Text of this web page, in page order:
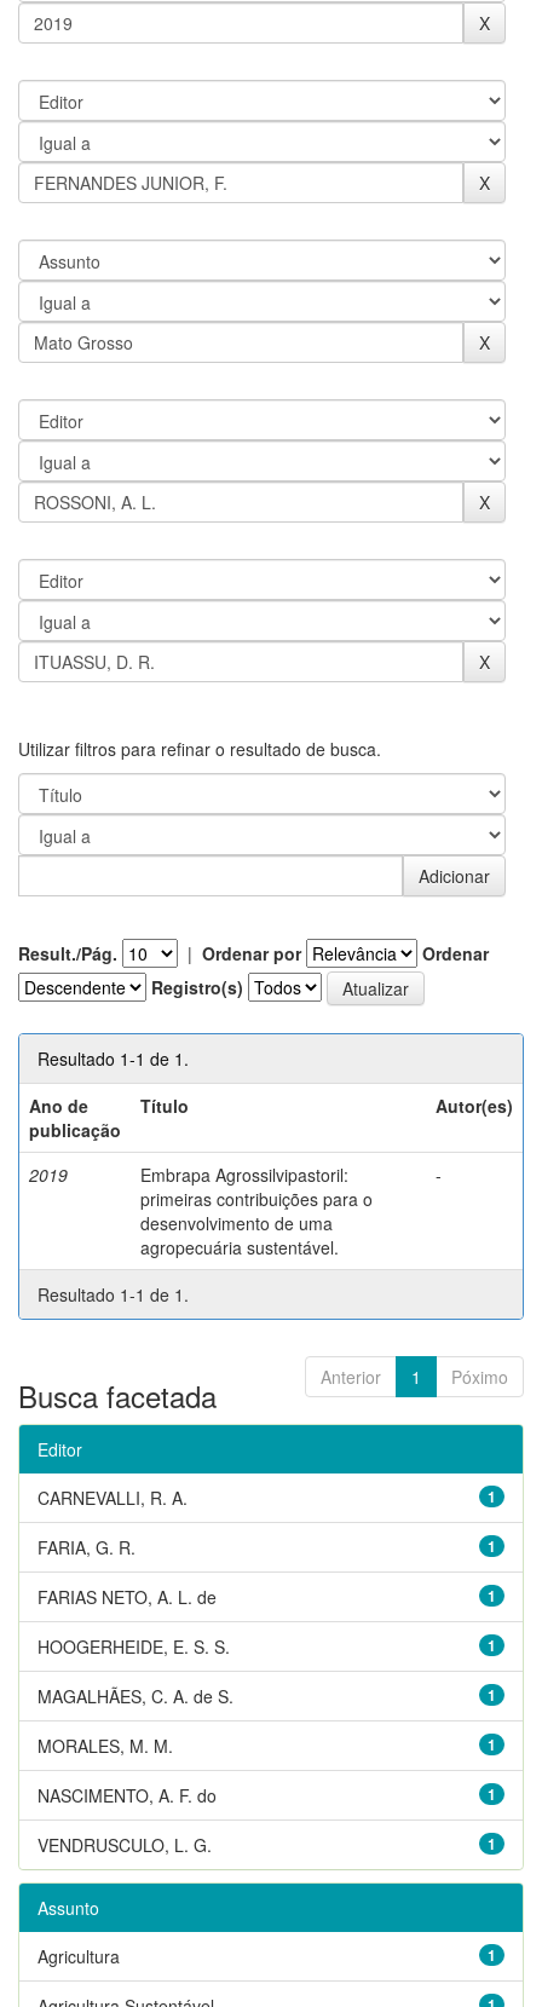
Utilizar filtros para refinar o resultado de busca.
Result./Pág. | Ordenar por
Ordenar
Registro(s)
Resultado 1-1 de 1.
Ano de
publicação
Título Autor(es)
2019
Embrapa Agrossilvipastoril:
primeiras contribuições para o
desenvolvimento de uma
agropecuária sustentável.
-
Resultado 1-1 de 1.
Anterior 1 Póximo
Busca facetada
Editor
1
CARNEVALLI, R. A.
1
FARIA, G. R.
1
FARIAS NETO, A. L. de
1
HOOGERHEIDE, E. S. S.
1
MAGALHÃES, C. A. de S.
1
MORALES, M. M.
1
NASCIMENTO, A. F. do
1
VENDRUSCULO, L. G.
Assunto
1
Agricultura